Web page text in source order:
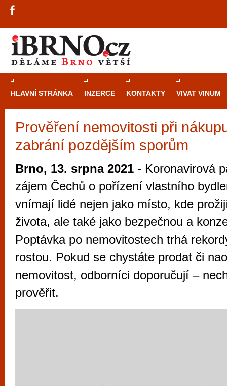
HLAVNÍ STRÁNKA INZERCE KONTAKTY VIVAT VINUM
Prověření nemovitosti při
zabrání pozdějším sporům
Brno, 13. srpna 2021 - Koronavirová
zájem Čechů o pořízení vlastního
vnímají lidé nejen jako místo, kde
života, ale také jako bezpečnou a
Poptávka po nemovitostech trhá
rostou. Pokud se chystáte prodat či
nemovitost, odborníci doporučují –
prověřit.
Průvodce
Brně: Od
Brno je
zajímavé
restaurace,
Mimo jiné je ale také místem, kde si
vyzkoušet různé kasinové hry. V
metropoli naleznete širokou nabídku her
po moderní automaty jak pro pravidelné
příležitostné hráče. V...